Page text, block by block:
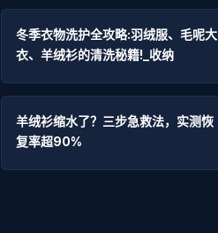
冬季衣物洗护全攻略:羽绒服、毛呢大
衣、羊绒衫的清洗秘籍!_收纳
羊绒衫缩水了？三步急救法，实测恢
复率超90%